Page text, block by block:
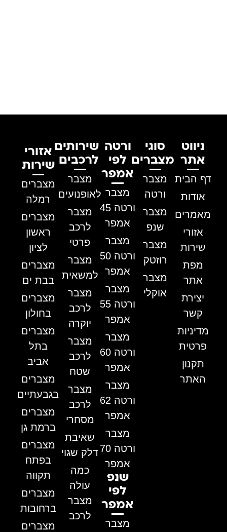
ניווט
אתר
דף הבית
אודות
מאמרים
אזורי
שירות
מפת
אתר
יצירת
קשר
מדיניות
פרטית
תקנון
האתר
סוגי
מצברים
מצבר
ורטה
מצבר
שנפ
מצבר
רוזטק
מצבר
אוקלי
ורטה
לפי
אמפר
מצבר
ורטה 45
אמפר
מצבר
ורטה 50
אמפר
מצבר
ורטה 55
אמפר
מצבר
ורטה 60
אמפר
מצבר
ורטה 62
אמפר
מצבר
ורטה 70
אמפר
שנפ
לפי
אמפר
מצבר
שירותים
לרכבים
מצבר
לאופנועים
מצבר
לרכב
פרטי
מצבר
למשאית
מצבר
לרכב
יוקרה
מצבר
לרכב
שטח
מצבר
לרכב
מסחרי
שאיבת
דלק שגוי
כמה
עולה
מצבר
לרכב
אזורי
שירות
מצברים
רמלה
מצברים
ראשון
לציון
מצברים
בבת ים
מצברים
בחולון
מצברים
בתל
אביב
מצברים
בגבעתיים
מצברים
ברמת גן
מצברים
בפתח
תקווה
מצברים
ברחובות
מצברים